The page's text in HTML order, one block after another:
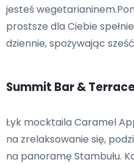
jesteś
prostsze dla Ciebie
dziennie, spożywając
Summit Bar &
Łyk mocktaila Caramel
na zrelaksowanie się,
na panoramę Stambułu.